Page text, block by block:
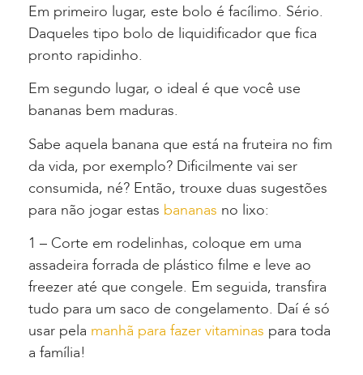
Em primeiro lugar, este bolo é facílimo. Sério.
Daqueles tipo bolo de liquidificador que fica
pronto rapidinho.
Em segundo lugar, o ideal é que você use
bananas bem maduras.
Sabe aquela banana que está na fruteira no fim
da vida, por exemplo? Dificilmente vai ser
consumida, né? Então, trouxe duas sugestões
para não jogar estas bananas no lixo:
1 – Corte em rodelinhas, coloque em uma
assadeira forrada de plástico filme e leve ao
freezer até que congele. Em seguida, transfira
tudo para um saco de congelamento. Daí é só
usar pela manhã para fazer vitaminas para toda
a família!